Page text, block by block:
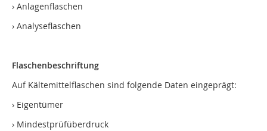
› Anlagenflaschen
› Analyseflaschen
Flaschenbeschriftung
Auf Kältemittelflaschen sind folgende Daten eingeprägt:
› Eigentümer
› Mindestprüfüberdruck